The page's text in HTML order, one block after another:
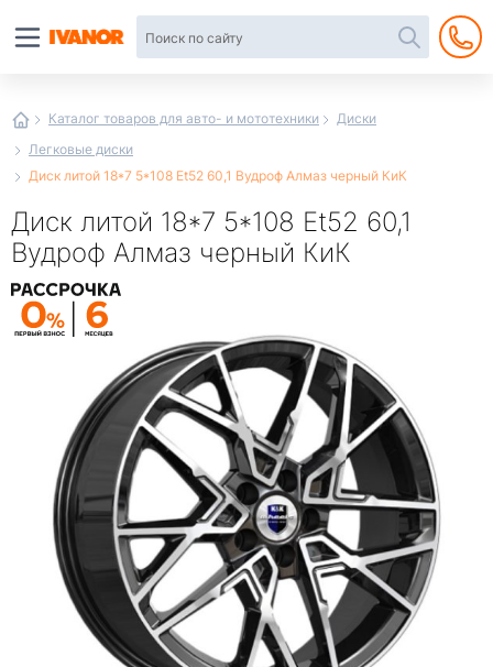
Каталог товаров для авто- и мототехники
Диски
Легковые диски
Диск литой 18*7 5*108 Et52 60,1 Вудроф Алмаз черный КиК
Диск литой 18*7 5*108 Et52 60,1
Вудроф Алмаз черный КиК
интернет-